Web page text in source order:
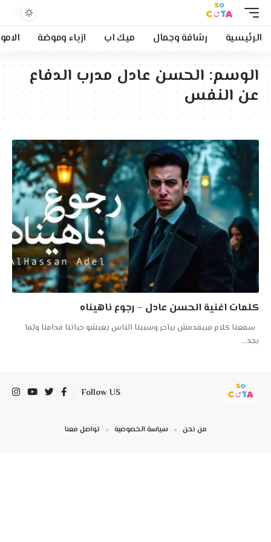
الرئيسية رشاقة وجمال ميك اب ازياء وموضة
الوسم: الحسن عادل مدرب الدفاع
عن النفس
كلمات اغنية الحسن عادل – رجوع ناهيناه
سمعنا كلام مبيقدمش بياخر وسيبنا الناس يعيشو حياتنا قدامنا ولما
بجد…
Follow US
من نحن سياسة الخصوصية تواصل معنا